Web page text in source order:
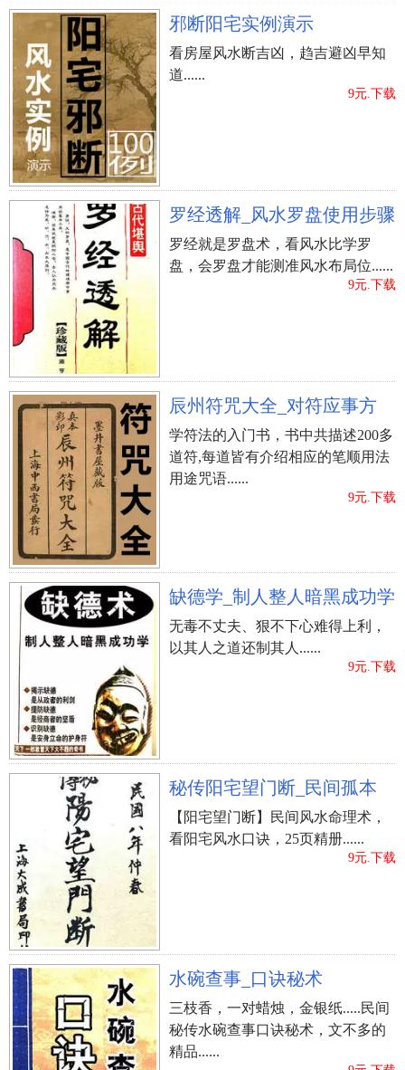
邪断阳宅实例演示
看房屋风水断吉凶，趋吉避凶早知
道......
9元.下载
罗经透解_风水罗盘使用步骤
罗经就是罗盘术，看风水比学罗
盘，会罗盘才能测准风水布局位......
9元.下载
辰州符咒大全_对符应事方
学符法的入门书，书中共描述200多
道符,每道皆有介绍相应的笔顺用法
用途咒语......
9元.下载
缺德学_制人整人暗黑成功学
无毒不丈夫、狠不下心难得上利，
以其人之道还制其人......
9元.下载
秘传阳宅望门断_民间孤本
【阳宅望门断】民间风水命理术，
看阳宅风水口诀，25页精册......
9元.下载
水碗查事_口诀秘术
三枝香，一对蜡烛，金银纸.....民间
秘传水碗查事口诀秘术，文不多的
精品......